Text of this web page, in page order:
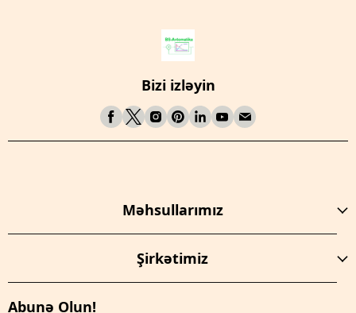
Bizi izləyin
Məhsullarımız
Şirkətimiz
Abunə Olun!